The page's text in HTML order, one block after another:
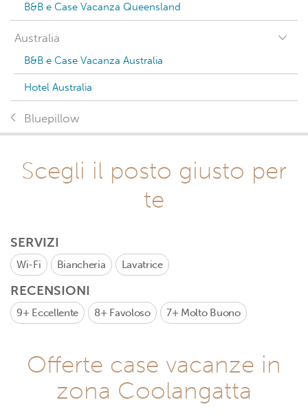
B&B e Case Vacanza Queensland
Australia
B&B e Case Vacanza Australia
Hotel Australia
Bluepillow
Scegli il posto giusto per
te
SERVIZI
Wi-Fi Biancheria Lavatrice
RECENSIONI
9+ Eccellente 8+ Favoloso 7+ Molto Buono
Offerte case vacanze in
zona Coolangatta